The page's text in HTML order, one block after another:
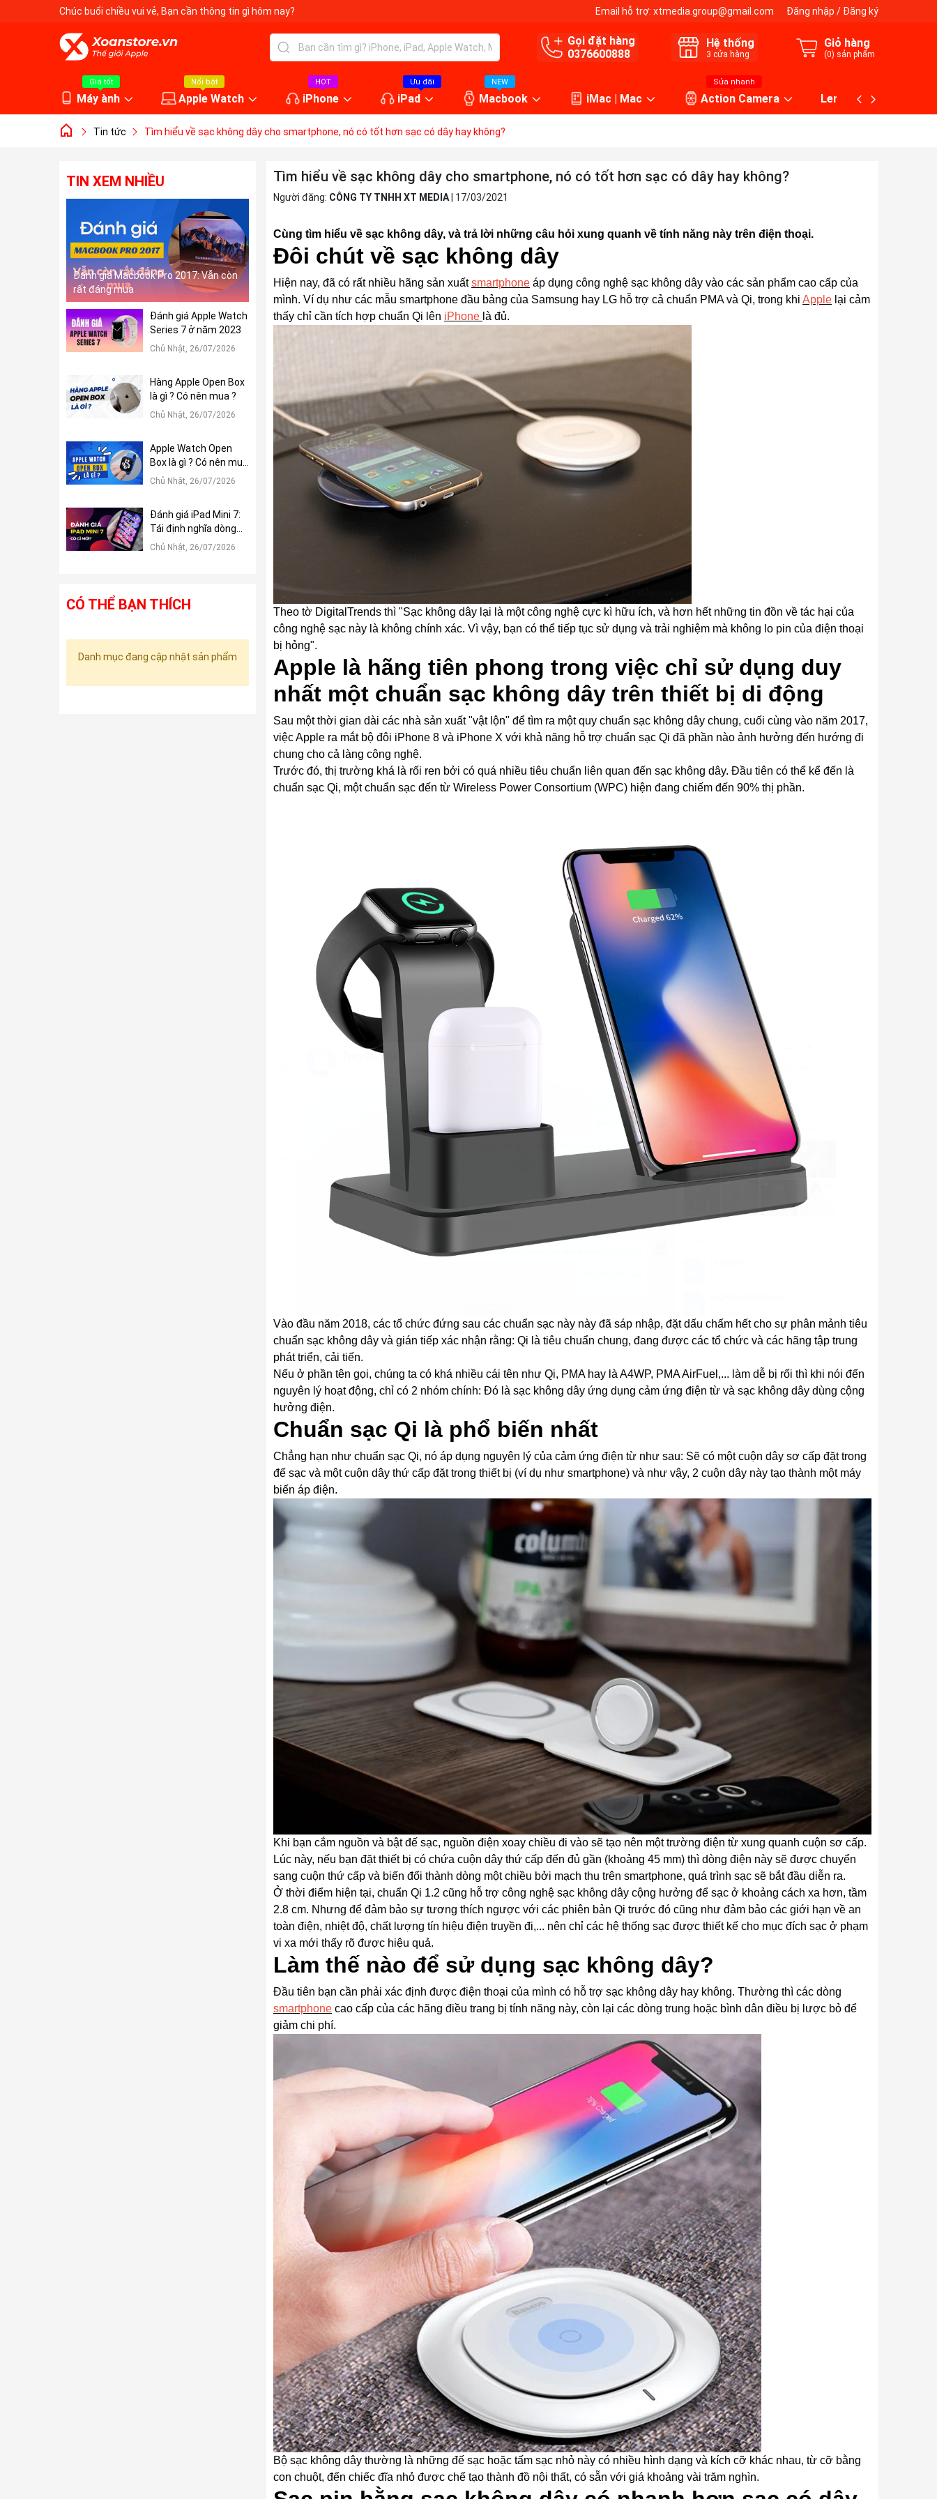
Chúc buổi chiều vui vẻ, Bạn cần thông tin gì hôm nay? Email hỗ trợ: xtmedia.group@gmail.com Đăng nhập / Đăng ký
Gọi đặt hàng
0376600888
Hệ thống
3 cửa hàng
Giỏ hàng
(0) sản phẩm
Giá tốt
Máy ành
Nổi bật
Apple Watch
HOT
iPhone
Ưu đãi
iPad
NEW
Macbook iMac | Mac
Sửa nhanh
Action Camera Lens máy ảnh
Tin tức Tìm hiểu về sạc không dây cho smartphone, nó có tốt hơn sạc có dây hay không?
Tìm hiểu về sạc không dây cho smartphone, nó có tốt hơn sạc có dây hay không?
Người đăng: CÔNG TY TNHH XT MEDIA 17/03/2021
Cùng tìm hiểu về sạc không dây, và trả lời những câu hỏi xung quanh về tính năng này trên điện thoại.
Đôi chút về sạc không dây
Hiện nay, đã có rất nhiều hãng sản xuấtsmartphone áp dụng công nghệ sạc không dây vào các sản phẩm cao cấp của
mình. Ví dụ như các mẫu smartphone đầu bảng của Samsung hay LG hỗ trợ cả chuẩn PMA và Qi, trong khi Apple lại cảm
thấy chỉ cần tích hợp chuẩn Qi lên iPhone là đủ.
Theo tờ DigitalTrends thì "Sạc không dây lại là một công nghệ cực kì hữu ích, và hơn hết những tin đồn về tác hại của
công nghệ sạc này là không chính xác. Vì vậy, bạn có thể tiếp tục sử dụng và trải nghiệm mà không lo pin của điện thoại
bị hỏng".
Apple là hãng tiên phong trong việc chỉ sử dụng duy
nhất một chuẩn sạc không dây trên thiết bị di động
Sau một thời gian dài các nhà sản xuất "vật lộn" để tìm ra một quy chuẩn sạc không dây chung, cuối cùng vào năm 2017,
việc Apple ra mắt bộ đôi iPhone 8 và iPhone X với khả năng hỗ trợ chuẩn sạc Qi đã phần nào ảnh hưởng đến hướng đi
chung cho cả làng công nghệ.
Trước đó, thị trường khá là rối ren bởi có quá nhiều tiêu chuẩn liên quan đến sạc không dây. Đầu tiên có thể kể đến là
chuẩn sạc Qi, một chuẩn sạc đến từ Wireless Power Consortium (WPC) hiện đang chiếm đến 90% thị phần.
Vào đầu năm 2018, các tổ chức đứng sau các chuẩn sạc này này đã sáp nhập, đặt dấu chấm hết cho sự phân mảnh tiêu
chuẩn sạc không dây và gián tiếp xác nhận rằng: Qi là tiêu chuẩn chung, đang được các tổ chức và các hãng tập trung
phát triển, cải tiến.
Nếu ở phần tên gọi, chúng ta có khá nhiều cái tên như Qi, PMA hay là A4WP, PMA AirFuel,... làm dễ bị rối thì khi nói đến
nguyên lý hoạt động, chỉ có 2 nhóm chính: Đó là sạc không dây ứng dụng cảm ứng điện từ và sạc không dây dùng cộng
hưởng điện.
Chuẩn sạc Qi là phổ biến nhất
Chẳng hạn như chuẩn sạc Qi, nó áp dụng nguyên lý của cảm ứng điện từ như sau: Sẽ có một cuộn dây sơ cấp đặt trong
đế sạc và một cuộn dây thứ cấp đặt trong thiết bị (ví dụ như smartphone) và như vậy, 2 cuộn dây này tạo thành một máy
biến áp điện.
Khi bạn cắm nguồn và bật đế sạc, nguồn điện xoay chiều đi vào sẽ tạo nên một trường điện từ xung quanh cuộn sơ cấp.
Lúc này, nếu bạn đặt thiết bị có chứa cuộn dây thứ cấp đến đủ gần (khoảng 45 mm) thì dòng điện này sẽ được chuyển
sang cuộn thứ cấp và biến đổi thành dòng một chiều bởi mạch thu trên smartphone, quá trình sạc sẽ bắt đầu diễn ra.
Ở thời điểm hiện tại, chuẩn Qi 1.2 cũng hỗ trợ công nghệ sạc không dây cộng hưởng để sạc ở khoảng cách xa hơn, tầm
2.8 cm. Nhưng để đảm bảo sự tương thích ngược với các phiên bản Qi trước đó cũng như đảm bảo các giới hạn về an
toàn điện, nhiệt độ, chất lượng tín hiệu điện truyền đi,... nên chỉ các hệ thống sạc được thiết kế cho mục đích sạc ở phạm
vi xa mới thấy rõ được hiệu quả.
Làm thế nào để sử dụng sạc không dây?
Đầu tiên bạn cần phải xác định được điện thoại của mình có hỗ trợ sạc không dây hay không. Thường thì các dòng
smartphone cao cấp của các hãng điều trang bị tính năng này, còn lại các dòng trung hoặc bình dân điều bị lược bỏ để
giảm chi phí.
Bộ sạc không dây thường là những đế sạc hoặc tấm sạc nhỏ này có nhiều hình dạng và kích cỡ khác nhau, từ cỡ bằng
con chuột, đến chiếc đĩa nhỏ được chế tạo thành đồ nội thất, có sẵn với giá khoảng vài trăm nghìn.
TIN XEM NHIỀU
Đánh giá Macbook Pro 2017: Vẫn còn
rất đáng mua
Đánh giá Apple Watch
Series 7 ở năm 2023
Chủ Nhật, 26/07/2026
Hàng Apple Open Box
là gì ? Có nên mua ?
Chủ Nhật, 26/07/2026
Apple Watch Open
Box là gì ? Có nên mua
?
Chủ Nhật, 26/07/2026
Đánh giá iPad Mini 7:
Tái định nghĩa dòng
iPad Mini
Chủ Nhật, 26/07/2026
CÓ THỂ BẠN THÍCH
Danh mục đang cập nhật sản phẩm